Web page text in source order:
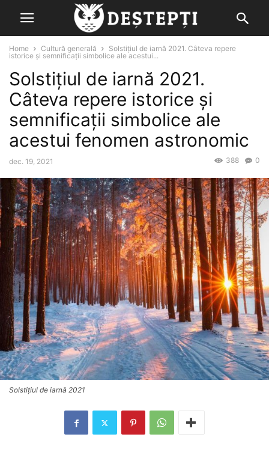
Home Cultură generală
Solstiţiul de iarnă 2021. Câteva repere
istorice şi semnificaţii simbolice ale acestui...
Solstiţiul de iarnă 2021.
Câteva repere istorice şi
semnificaţii simbolice ale
acestui fenomen astronomic
dec. 19, 2021 0
388
Solstiţiul de iarnă 2021